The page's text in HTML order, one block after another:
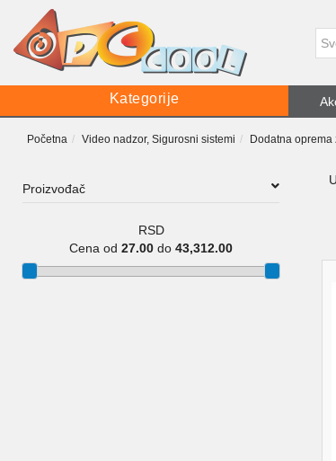
Kategorije
Početna Video nadzor, Sigurosni sistemi Dodatna
Proizvođač
RSD
Cena od 27.00 do 43,312.00